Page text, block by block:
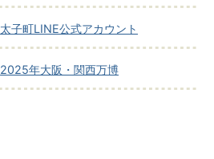
太子町LINE公式アカウント
2025年大阪・関西万博